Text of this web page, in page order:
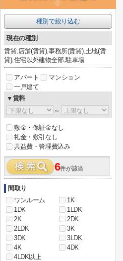
種別で絞り込む
現在の種別
賃貸,店舗(賃貸),事務所(賃貸),土地(賃
貸),住宅以外建物全部,駐車場
アパート
マンション
一戸建て
▼賃料
～
敷金・保証金なし
礼金・敷引なし
共益費・管理費込み
6件が該当
間取り
ワンルーム
1K
1DK
1LDK
2K
2DK
2LDK
3K
3DK
3LDK
4K
4DK
4LDK以上